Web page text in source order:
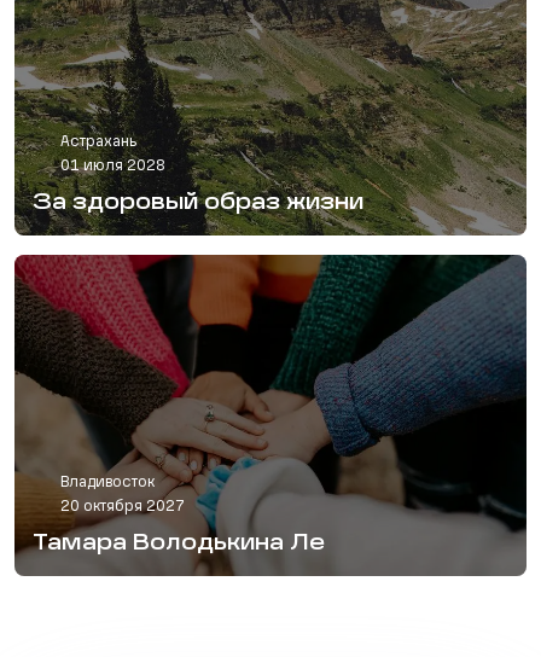
Астрахань
01 июля 2028
За здоровый образ жизни
Владивосток
20 октября 2027
Тамара Володькина Ле